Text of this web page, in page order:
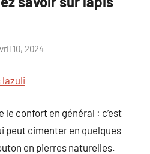
10, 2024
lazuli
le confort en général : c’est
peut cimenter en quelques
en pierres naturelles.